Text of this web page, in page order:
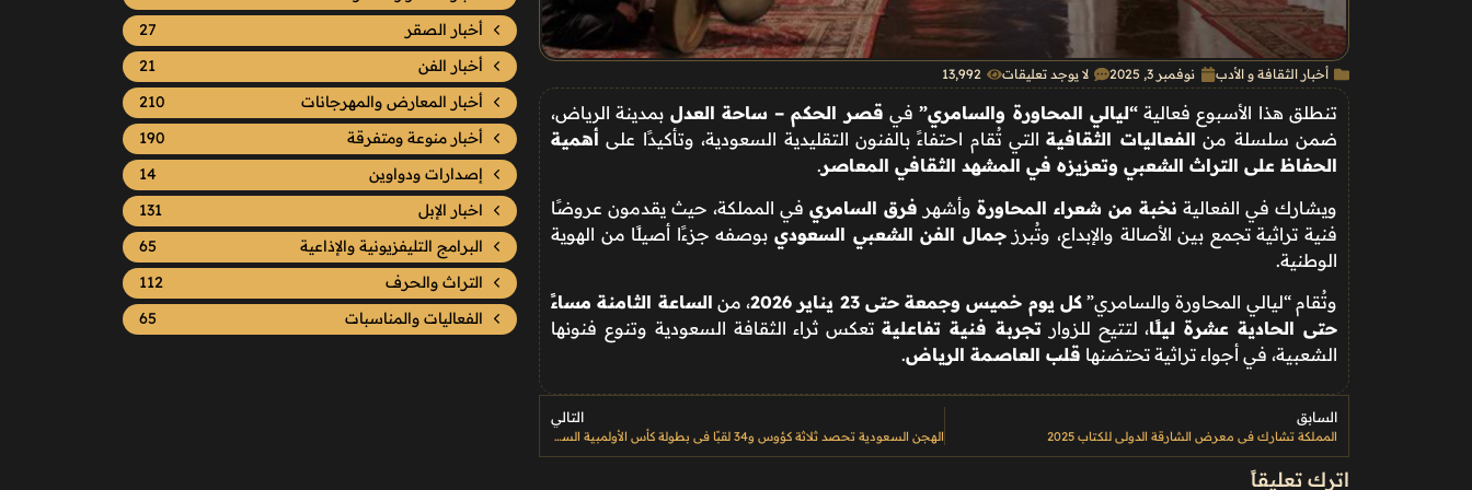
أخبار الثقافة و الأدب نوفمبر 3, 2025 لا يوجد تعليقات 13٬992
تنطلق هذا الأسبوع فعالية“ليالي المحاورة والسامري”في قصر الحكم – ساحة العدل بمدينة الرياض،
ضمن سلسلة من الفعاليات الثقافيةالتي تُقام احتفاءً بالفنون التقليدية السعودية، وتأكيدًا على أهمية
الحفاظ على التراث الشعبي وتعزيزه في المشهد الثقافي المعاصر.
ويشارك في الفعالية نخبة من شعراء المحاورةوأشهر فرق السامريفي المملكة، حيث يقدمون عروضًا
فنية تراثية تجمع بين الأصالة والإبداع، وتُبرزجمال الفن الشعبي السعوديبوصفه جزءًا أصيلًا من الهوية
الوطنية.
وتُقام “ليالي المحاورة والسامري”كل يوم خميس وجمعة حتى 23 يناير 2026 ، من الساعة الثامنة مساءً
حتى الحادية عشرة ليلًا، لتتيح للزوارتجربة فنية تفاعليةتعكس ثراء الثقافة السعودية وتنوع فنونها
الشعبية، في أجواء تراثية تحتضنها قلب العاصمة الرياض.
السابق
المملكة تشارك في معرض الشارقة الدولي للكتاب 2025
التالي
الهجن السعودية تحصد ثلاثة كؤوس و34 لقبًا في بطولة كأس الأولمبية السعودية للهجن 2025 برماح
اترك تعليقاً
أخبار الصقر
27
أخبار الفن
21
أخبار المعارض والمهرجانات
210
أخبار منوعة ومتفرقة
190
إصدارات ودواوين
14
اخبار الإبل
131
البرامج التليفزيونية والإذاعية
65
التراث والحرف
112
الفعاليات والمناسبات
65